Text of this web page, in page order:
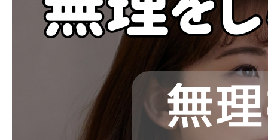
会員様からの喜びの声